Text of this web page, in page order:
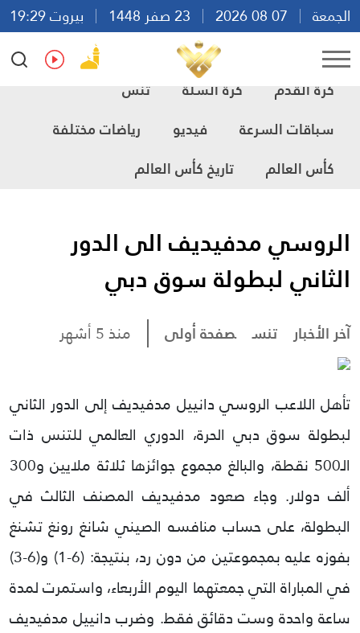
الجمعة
بيروت 19:29
Ar
En Fr
Es
كرة القدم
كرة السلة
تنس
سباقات السرعة
فيديو
رياضات مختلفة
كأس العالم
تاريخ كأس العالم
الروسي مدفيديف الى الدور
الثاني لبطولة سوق دبي
آخر الأخبار تنس صفحة أولى منذ 5 أشهر
تأهل اللاعب الروسي دانييل مدفيديف إلى الدور الثاني
لبطولة سوق دبي الحرة، الدوري العالمي للتنس ذات
الـ500 نقطة، والبالغ مجموع جوائزها ثلاثة ملايين و300
ألف دولار. وجاء صعود مدفيديف المصنف الثالث في
البطولة، على حساب منافسه الصيني شانغ رونغ تشنغ
بفوزه عليه بمجموعتين من دون رد، بنتيجة: (6-1) و(6-3)
في المباراة التي جمعتهما اليوم الأربعاء، واستمرت لمدة
ساعة واحدة وست دقائق فقط. وضرب دانييل مدفيديف